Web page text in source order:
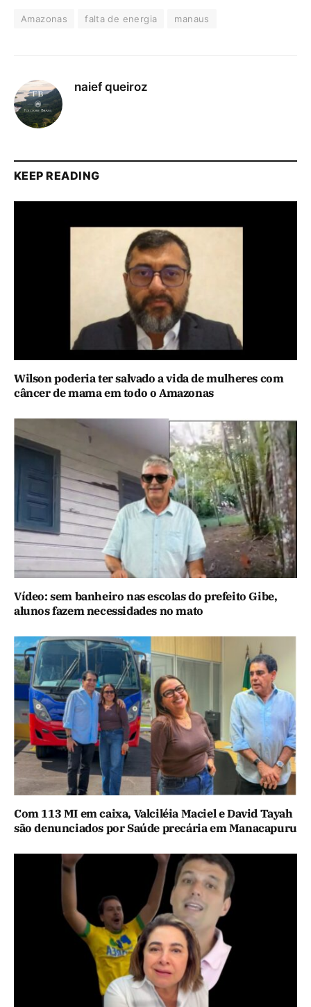
Amazonas falta de energia manaus
naief queiroz
KEEP READING
Wilson poderia ter salvado a vida de mulheres com
câncer de mama em todo o Amazonas
Vídeo: sem banheiro nas escolas do prefeito Gibe,
alunos fazem necessidades no mato
Com 113 MI em caixa, Valciléia Maciel e David Tayah
são denunciados por Saúde precária em Manacapuru